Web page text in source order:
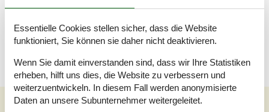
Wissenswertes
sind. Rauchen ist nicht zugelassen. Bei Nichtbeachtung dieses
Verbots wird eine Gebühr von mindestens EUR 420,- erhoben.
Externe Bewertungen
Essentielle Cookies stellen sicher, dass die Website
funktioniert, Sie können sie daher nicht deaktivieren.
Wenn Sie damit einverstanden sind, dass wir Ihre Statistiken
erheben, hilft uns dies, die Website zu verbessern und
weiterzuentwickeln. In diesem Fall werden anonymisierte
Daten an unsere Subunternehmer weitergeleitet.